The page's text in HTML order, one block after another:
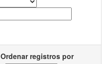
Ordenar registros por